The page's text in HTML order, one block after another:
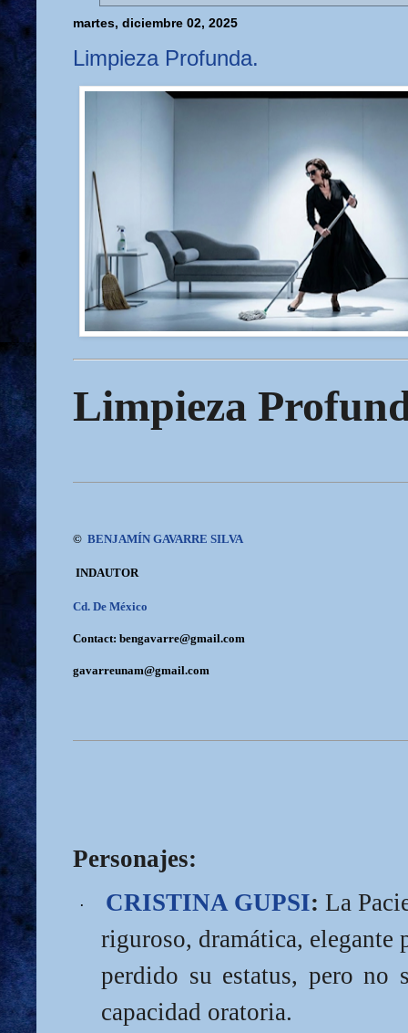
martes, diciembre 02, 2025
Limpieza Profunda.
Limpieza
© BENJAMÍN GAVARRE SILVA
INDAUTOR
Cd. De México
Contact: bengavarre@gmail.com
gavarreunam@gmail.com
Personajes:
· CRISTINA GUPSI: La
riguroso, dramática, elegante
perdido su estatus, pero no
capacidad oratoria.